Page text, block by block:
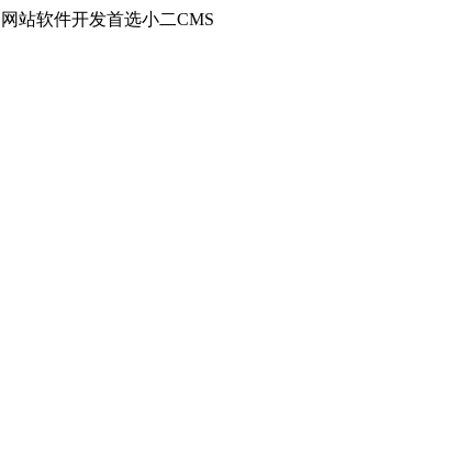
网站软件开发首选小二CMS